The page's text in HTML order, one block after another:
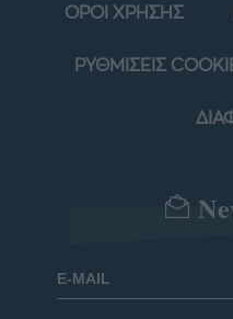
ΟΡΟΙ ΧΡΗΣΗΣ
ΡΥΘΜΙΣΕΙΣ